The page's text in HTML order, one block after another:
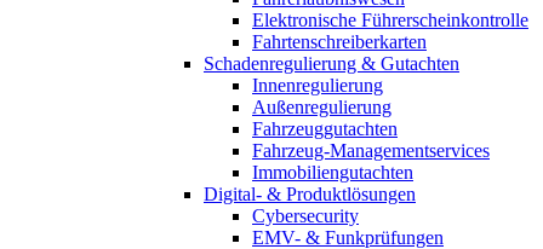
Elektronische Führerscheinkontrolle
Fahrtenschreiberkarten
Schadenregulierung & Gutachten
Innenregulierung
Außenregulierung
Fahrzeuggutachten
Fahrzeug-Managementservices
Immobiliengutachten
Digital- & Produktlösungen
Cybersecurity
EMV- & Funkprüfungen